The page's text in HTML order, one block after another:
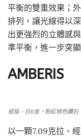
平衡的雙重效果；
排列，讓光線得以
出更強烈的立體感
準平衡，進一步突
AMBERIS
戒指，白K金，粉紅棕色鑽石
以一顆7.09克拉、